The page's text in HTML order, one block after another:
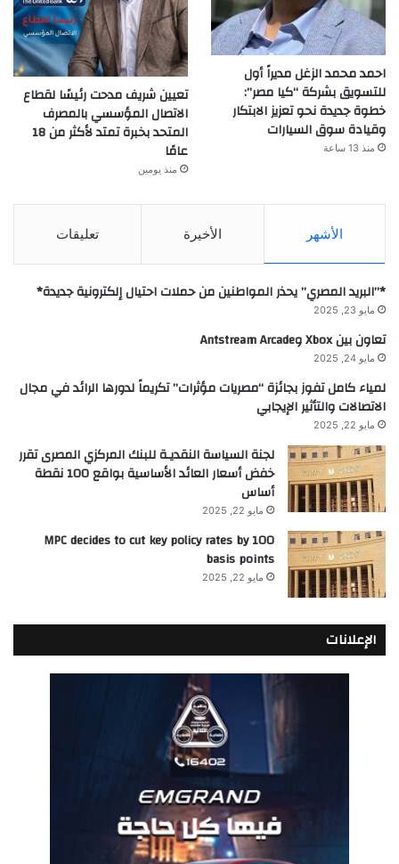
احمد محمد الزغل مديراً أول
للتسويق بشركة “كيا مصر”:
خطوة جديدة نحو تعزيز الابتكار
وقيادة سوق السيارات
منذ 13 ساعة
تعيين شريف مدحت رئيسًا لقطاع
الاتصال المؤسسي بالمصرف
المتحد بخبرة تمتد لأكثر من 18
عامًا
منذ يومين
الأشهر الأخيرة تعليقات
*”البريد المصري” يحذر المواطنين من حملات احتيال إلكترونية جديدة*
مايو 23, 2025
تعاون بين Xbox وAntstream Arcade
مايو 24, 2025
لمياء كامل تفوز بجائزة “مصريات مؤثرات” تكريماً لدورها الرائد في مجال
الاتصالات والتأثير الإيجابي
مايو 22, 2025
لجنة السياسة النقديـة للبنك المركزي المصرى تقرر
خفض أسعار العائد الأساسية بواقع 100 نقطة
أساس
مايو 22, 2025
MPC decides to cut key policy rates by 100
basis points
مايو 22, 2025
الإعلانات